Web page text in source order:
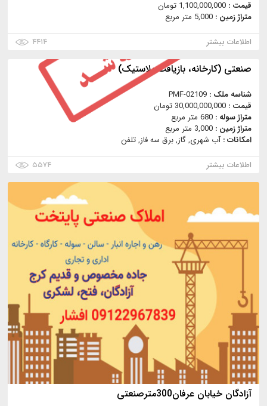
قیمت : 1,100,000,000 تومان
متراژ زمین : 5,000 متر مربع
اطلاعات بیشتر
۴۴۱۴
صنعتی (کارخانه، بازیافت پلاستیک)
شناسه ملک : PMF-02109
قیمت : 30,000,000,000 تومان
متراژ سوله : 680 متر مربع
متراژ زمین : 3,000 متر مربع
امکانات :آب شهری, گاز, برق سه فاز, تلفن
اطلاعات بیشتر
۵۵۷۴
آزادگان خیابان عرفان300مترصنعتی